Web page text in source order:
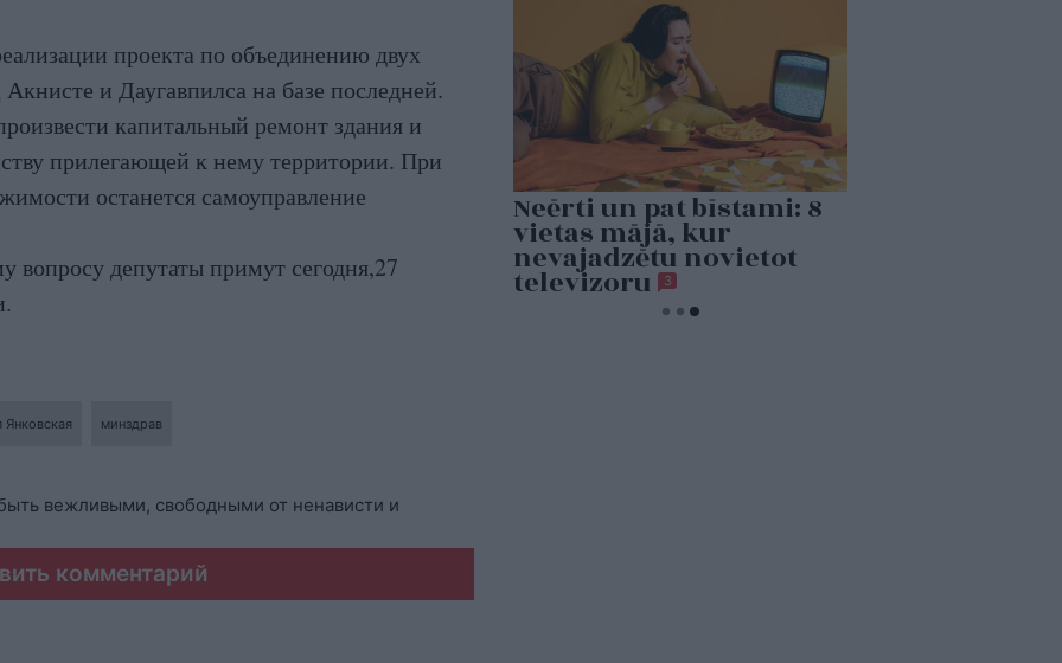
проекта по объединению двух
и Даугавпилса на базе последней.
капитальный ремонт здания и
прилегающей к нему территории. При
останется самоуправление
вопросу депутаты примут сегодня,27
Янковская минздрав
вежливыми, свободными от ненависти и
комментарий